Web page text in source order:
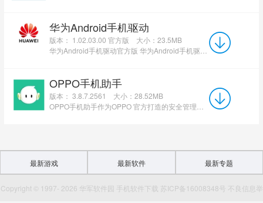
华为Android手机驱动
版本： 1.02.03.00 官方版
大小：23.5MB
OPPO手机助手
版本： 3.8.7.2561
大小：28.52MB
最新游戏 最新软件 最新专题
Copyright © 1997- 2026 华军软件园 手机软件下载 苏ICP备16008348号 不良信息举